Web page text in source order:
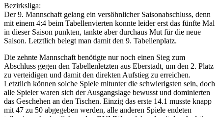
Bezirksliga:
Der 9. Mannschaft gelang ein versöhnlicher Saisonabschluss, denn
mit einem 4:4 beim Tabellenvierten konnte leider erst das fünfte Mal
in dieser Saison punkten, tankte aber durchaus Mut für die neue
Saison. Letztlich belegt man damit den 9. Tabellenplatz.
Die zehnte Mannschaft benötigte nur noch einen Sieg zum
Abschluss gegen den Tabellenletzten aus Eberstadt, um den 2. Platz
zu verteidigen und damit den direkten Aufstieg zu erreichen.
Letztlich können solche Spiele mitunter die schwierigsten sein, doch
alle Spieler waren sich der Ausgangslage bewusst und dominierten
das Geschehen an den Tischen. Einzig das erste 14.1 musste knapp
mit 47 zu 50 abgegeben werden, alle anderen Spiele endeten